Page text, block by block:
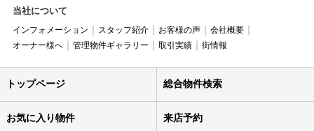
当社について
インフォメーション スタッフ紹介 お客様の声
会社概要
オーナー様へ
管理物件ギャラリー 取引実績 街情報
トップページ 総合物件検索
お気に入り物件 来店予約